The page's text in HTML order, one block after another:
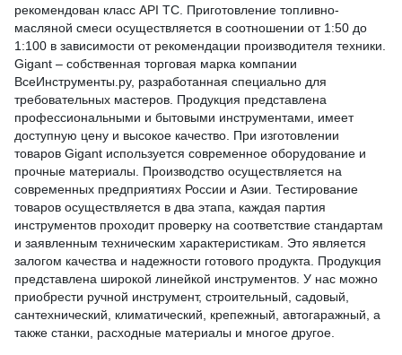
рекомендован класс API TC. Приготовление топливно-
масляной смеси осуществляется в соотношении от 1:50 до
1:100 в зависимости от рекомендации производителя техники.
Gigant – собственная торговая марка компании
ВсеИнструменты.ру, разработанная специально для
требовательных мастеров. Продукция представлена
профессиональными и бытовыми инструментами, имеет
доступную цену и высокое качество. При изготовлении
товаров Gigant используется современное оборудование и
прочные материалы. Производство осуществляется на
современных предприятиях России и Азии. Тестирование
товаров осуществляется в два этапа, каждая партия
инструментов проходит проверку на соответствие стандартам
и заявленным техническим характеристикам. Это является
залогом качества и надежности готового продукта. Продукция
представлена широкой линейкой инструментов. У нас можно
приобрести ручной инструмент, строительный, садовый,
сантехнический, климатический, крепежный, автогаражный, а
также станки, расходные материалы и многое другое.